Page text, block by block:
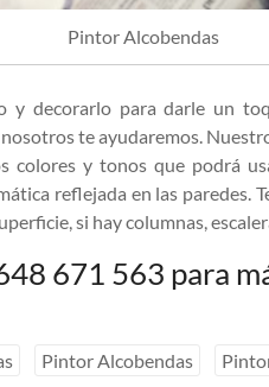
Pintor Alcobendas
decorarlo para darle un
te ayudaremos.
y tonos que podrá
reflejada en las paredes.
si hay columnas,
671 563 para
Pintor Alcobendas